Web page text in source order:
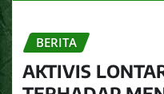
BERITA
AKTIVIS